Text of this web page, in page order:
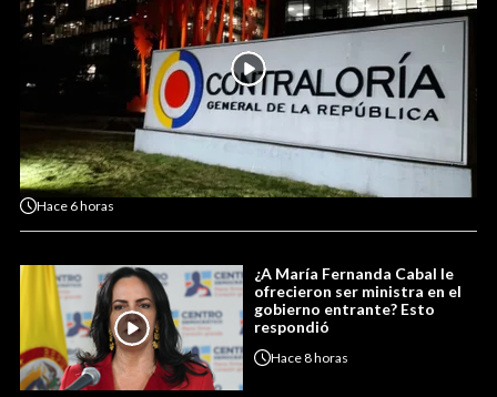
Hace 6 horas
¿A María Fernanda Cabal le
ofrecieron ser ministra en el
gobierno entrante? Esto
respondió
Hace8 horas